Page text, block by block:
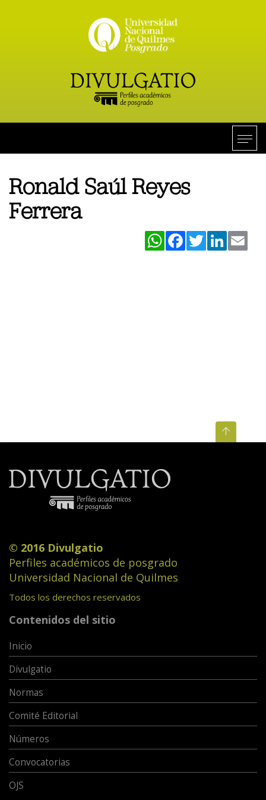
Ronald Saúl Reyes
Ferrera
WhatsAppFacebookTwitterLinkedIn
© 2016 Divulgatio
Perfiles académicos de posgrado
Universidad Nacional de Quilmes
Todos los derechos reservados
Contenidos del sitio
Inicio
Divulgatio
Normas
Comité Editorial
Números
Convocatorias
OJS